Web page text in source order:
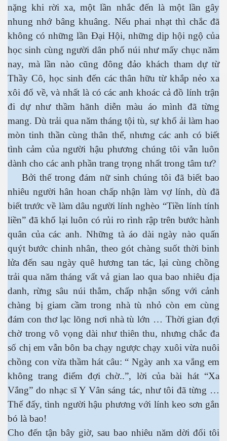
nặng khi rời xa, một lần nhắc đến là một lần gây
nhung nhớ bâng khuâng. Nếu phai nhạt thì chắc đã
không có những lần Đại Hội, những dịp hội ngộ của
học sinh cùng người dân phố núi như mấy chục năm
nay, mà lần nào cũng đông đảo khách tham dự từ
Thầy Cô, học sinh đến các thân hữu từ khắp nẻo xa
xôi đổ về, và nhất là có các anh khoác cả đồ lính trận
đi dự như thầm hãnh diễn màu áo mình đã từng
mang. Dù trải qua năm tháng tội tù, sự khổ ải làm hao
mòn tinh thần cùng thân thể, nhưng các anh có biết
tình cảm của người hậu phương chúng tôi vẫn luôn
dành cho các anh phần trang trọng nhất trong tâm tư?
Bởi thế trong đám nữ sinh chúng tôi đã biết bao
nhiêu người hân hoan chấp nhận làm vợ lính, dù đã
biết trước về làm dâu người lính nghèo “Tiền lính tính
liền” đã khổ lại luôn có rủi ro rình rập trên bước hành
quân của các anh. Những tà áo dài ngày nào quấn
quýt bước chinh nhân, theo gót chàng suốt thời binh
lửa đến sau ngày quê hương tan tác, lại cùng chồng
trải qua năm tháng vất vả gian lao qua bao nhiêu địa
danh, rừng sâu núi thẳm, chấp nhận sống với cảnh
chàng bị giam cầm trong nhà tù nhỏ còn em cùng
đám con thơ lạc lõng nơi nhà tù lớn … Thời gian đợi
chờ trong vô vọng dài như thiên thu, nhưng chắc đa
số chị em vẫn bôn ba chạy ngược chạy xuôi vừa nuôi
chồng con vừa thầm hát câu: “ Ngày anh xa vắng em
không trang điểm đợi chờ..”, lời của bài hát “Xa
Vắng” do nhạc sĩ Y Vân sáng tác, như tôi đã từng …
Thế đấy, tình người hậu phương với lính keo sơn gắn
bó là bao!
Cho đến tận bây giờ, sau bao nhiêu năm dời đổi tôi